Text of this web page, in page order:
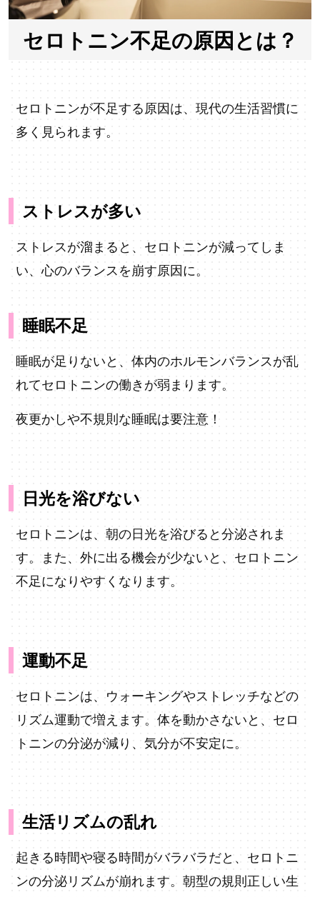
セロトニン不足の原因とは？
セロトニンが不足する原因は、現代の生活習慣に
多く見られます。
ストレスが多い
ストレスが溜まると、セロトニンが減ってしま
い、心のバランスを崩す原因に。
睡眠不足
睡眠が足りないと、体内のホルモンバランスが乱
れてセロトニンの働きが弱まります。
夜更かしや不規則な睡眠は要注意！
日光を浴びない
セロトニンは、朝の日光を浴びると分泌されま
す。また、外に出る機会が少ないと、セロトニン
不足になりやすくなります。
運動不足
セロトニンは、ウォーキングやストレッチなどの
リズム運動で増えます。体を動かさないと、セロ
トニンの分泌が減り、気分が不安定に。
生活リズムの乱れ
起きる時間や寝る時間がバラバラだと、セロトニ
ンの分泌リズムが崩れます。朝型の規則正しい生